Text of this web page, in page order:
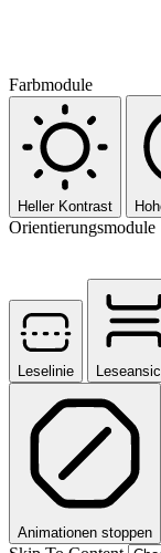
Farbmodule
Heller Kontrast
Orientierungsmodule
Leselinie
Animationen stoppen